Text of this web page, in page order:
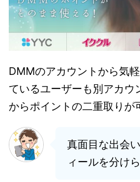
DMMのアカウントから気
ているユーザーも別アカウ
からポイントの二重取りが
真面目な出会
ィールを分け